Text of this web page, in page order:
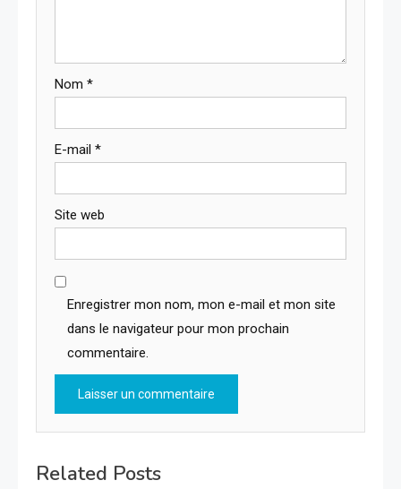
Nom *
E-mail *
Site web
Enregistrer mon nom, mon e-mail et mon site
dans le navigateur pour mon prochain
commentaire.
Related Posts